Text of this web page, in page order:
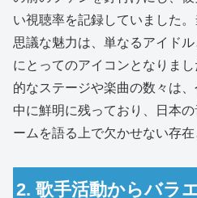
い視聴率を記録していました
思議な魅力は、単なるアイド
にとってのアイコンとなりま
的なステージや楽曲の数々は
中に鮮明に残っており、日本
ームを語る上で欠かせない存在
2. 歌手活動からバラ